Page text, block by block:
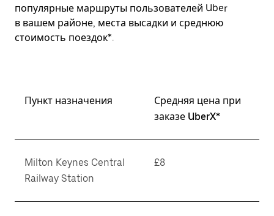
популярные маршруты пользователей Uber
в вашем районе, места высадки и среднюю
стоимость поездок*.
Пункт назначения
Средняя цена при
заказе UberX*
Milton Keynes Central
Railway Station
£8